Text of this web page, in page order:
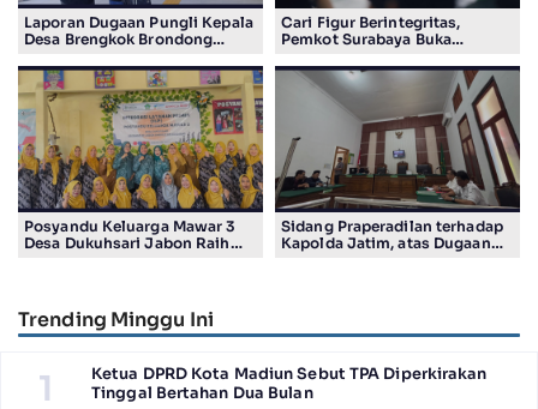
Laporan Dugaan Pungli Kepala
Desa Brengkok Brondong
Lamongan
Cari Figur Berintegritas,
Pemkot Surabaya Buka
BAZNAS Periode 2026–2031
Posyandu Keluarga Mawar 3
Desa Dukuhsari Jabon Raih
Sidang Praperadilan terhadap
Kapolda Jatim, atas Dugaan
Trending Minggu Ini
1
Ketua DPRD Kota Madiun Sebut TPA Diperkirakan
Tinggal Bertahan Dua Bulan